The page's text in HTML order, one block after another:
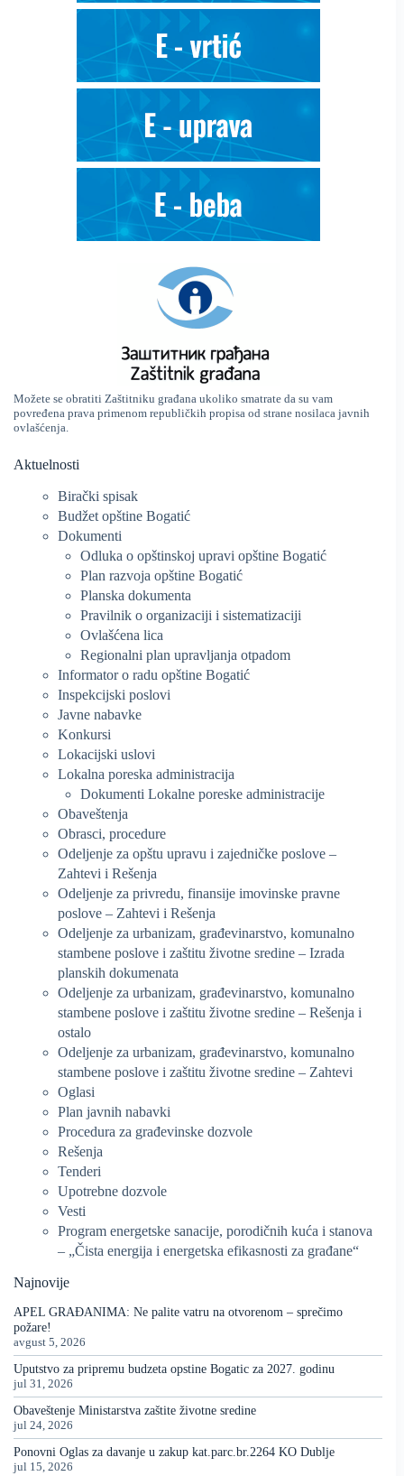
Možete se obratiti Zaštitniku građana ukoliko smatrate da su vam
povređena prava primenom republičkih propisa od strane nosilaca javnih
ovlašćenja.
Aktuelnosti
Birački spisak
Budžet opštine Bogatić
Dokumenti
Odluka o opštinskoj upravi opštine Bogatić
Plan razvoja opštine Bogatić
Planska dokumenta
Pravilnik o organizaciji i sistematizaciji
Ovlašćena lica
Regionalni plan upravljanja otpadom
Informator o radu opštine Bogatić
Inspekcijski poslovi
Javne nabavke
Konkursi
Lokacijski uslovi
Lokalna poreska administracija
Dokumenti Lokalne poreske administracije
Obaveštenja
Obrasci, procedure
Odeljenje za opštu upravu i zajedničke poslove –
Zahtevi i Rešenja
Odeljenje za privredu, finansije imovinske pravne
poslove – Zahtevi i Rešenja
Odeljenje za urbanizam, građevinarstvo, komunalno
stambene poslove i zaštitu životne sredine – Izrada
planskih dokumenata
Odeljenje za urbanizam, građevinarstvo, komunalno
stambene poslove i zaštitu životne sredine – Rešenja i
ostalo
Odeljenje za urbanizam, građevinarstvo, komunalno
stambene poslove i zaštitu životne sredine – Zahtevi
Oglasi
Plan javnih nabavki
Procedura za građevinske dozvole
Rešenja
Tenderi
Upotrebne dozvole
Vesti
Program energetske sanacije, porodičnih kuća i stanova
– „Čista energija i energetska efikasnosti za građane“
Najnovije
APEL GRAĐANIMA: Ne palite vatru na otvorenom – sprečimo
požare!
avgust 5, 2026
Uputstvo za pripremu budzeta opstine Bogatic za 2027. godinu
jul 31, 2026
Obaveštenje Ministarstva zaštite životne sredine
jul 24, 2026
Ponovni Oglas za davanje u zakup kat.parc.br.2264 KO Dublje
jul 15, 2026